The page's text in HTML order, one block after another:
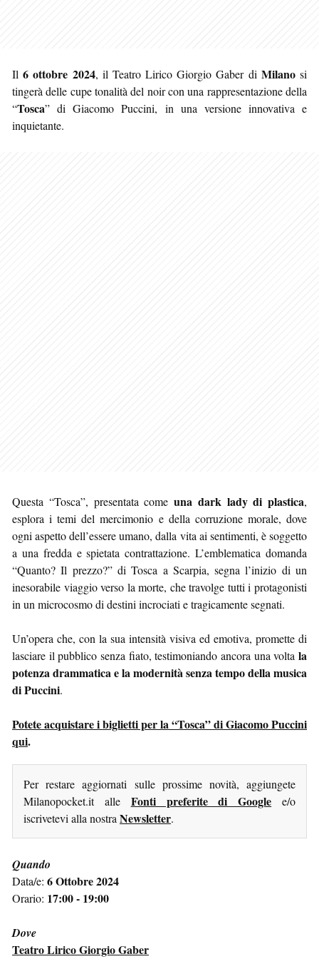
Il6 ottobre 2024, il Teatro Lirico Giorgio Gaber di Milanosi
tingerà delle cupe tonalità del noir con una rappresentazione della
“Tosca” di Giacomo Puccini, in una versione innovativa e
inquietante.
Questa “Tosca”, presentata come una dark lady di plastica,
esplora i temi del mercimonio e della corruzione morale, dove
ogni aspetto dell’essere umano, dalla vita ai sentimenti, è soggetto
a una fredda e spietata contrattazione. L’emblematica domanda
“Quanto? Il prezzo?” di Tosca a Scarpia, segna l’inizio di un
inesorabile viaggio verso la morte, che travolge tutti i protagonisti
in un microcosmo di destini incrociati e tragicamente segnati.
Un’opera che, con la sua intensità visiva ed emotiva, promette di
lasciare il pubblico senza fiato, testimoniando ancora una volta la
potenza drammatica e la modernità senza tempo della musica
di Puccini.
Potete acquistare i biglietti per la “Tosca” di Giacomo Puccini
qui.
Per restare aggiornati sulle prossime novità, aggiungete
Milanopocket.it alle Fonti preferite di Google e/o
iscrivetevi alla nostra Newsletter.
Quando
Data/e: 6 Ottobre 2024
Orario: 17:00 - 19:00
Dove
Teatro Lirico Giorgio Gaber